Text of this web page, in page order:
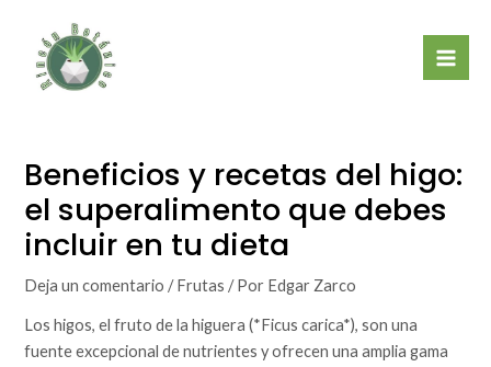
contenido
Beneficios y recetas del higo:
el superalimento que debes
incluir en tu dieta
Deja un comentario /Frutas / Por Edgar Zarco
Los higos, el fruto de la higuera (*Ficus carica*), son una
fuente excepcional de nutrientes y ofrecen una amplia gama